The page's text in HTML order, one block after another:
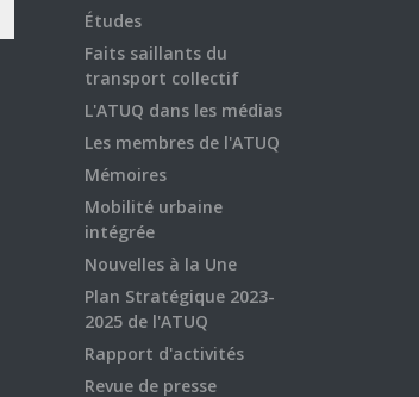
Études
Faits saillants du
transport collectif
L'ATUQ dans les médias
Les membres de l'ATUQ
Mémoires
Mobilité urbaine
intégrée
Nouvelles à la Une
Plan Stratégique 2023-
2025 de l'ATUQ
Rapport d'activités
Revue de presse